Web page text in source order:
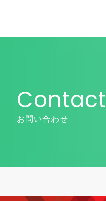
Contact
お問い合わせ